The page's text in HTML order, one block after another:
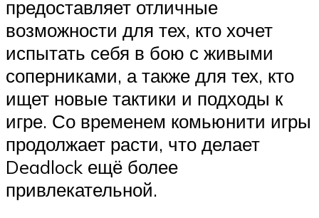
предоставляет отличные
возможности для тех, кто хочет
испытать себя в бою с живыми
соперниками, а также для тех, кто
ищет новые тактики и подходы к
игре. Со временем комьюнити игры
продолжает расти, что делает
Deadlock ещё более
привлекательной.